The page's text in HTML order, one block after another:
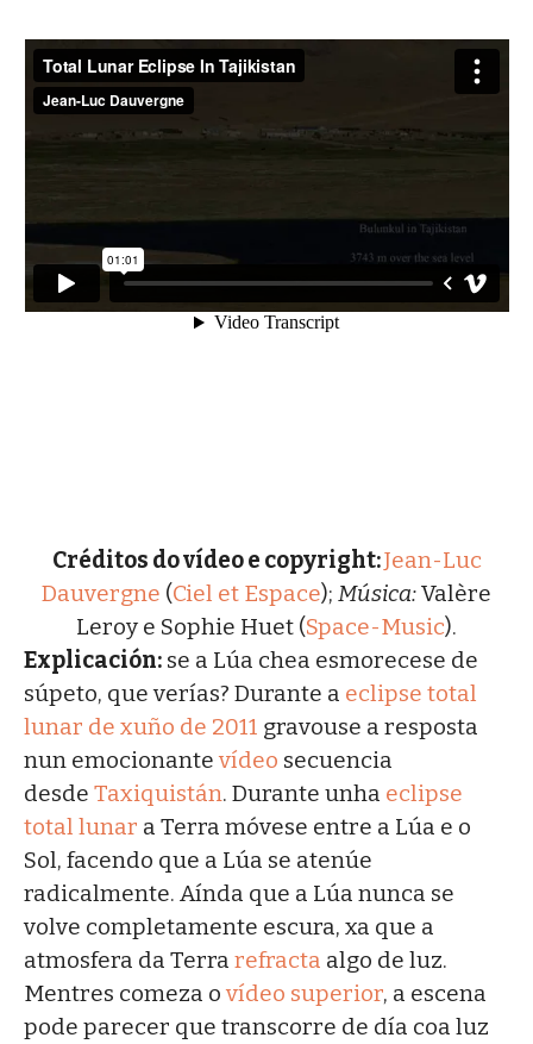
Créditos do vídeo e copyright:Jean-Luc
Dauvergne (Ciel et Espace); Música:Valère
Leroy e Sophie Huet (Space-Music).
Explicación: se a Lúa chea esmorecese de
súpeto, que verías? Durante a eclipse total
lunar de xuño de 2011 gravouse a resposta
nun emocionantevídeo secuencia
desde Taxiquistán. Durante unha eclipse
total lunar a Terra móvese entre a Lúa e o
Sol, facendo que a Lúa se atenúe
radicalmente. Aínda que a Lúa nunca se
volve completamente escura, xa que a
atmosfera da Terra refracta algo de luz.
Mentres comeza ovídeo superior, a escena
pode parecer que transcorre de día coa luz